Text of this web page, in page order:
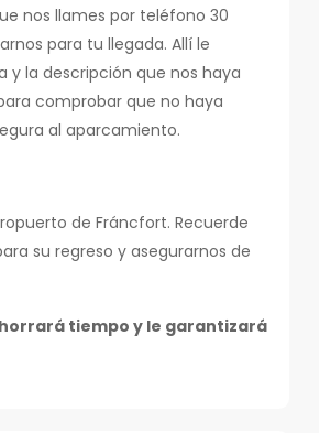
nos llames por teléfono 30
para tu llegada. Allí le
la descripción que nos haya
comprobar que no haya
al aparcamiento.
de Fráncfort. Recuerde
su regreso y asegurarnos de
tiempo y le garantizará